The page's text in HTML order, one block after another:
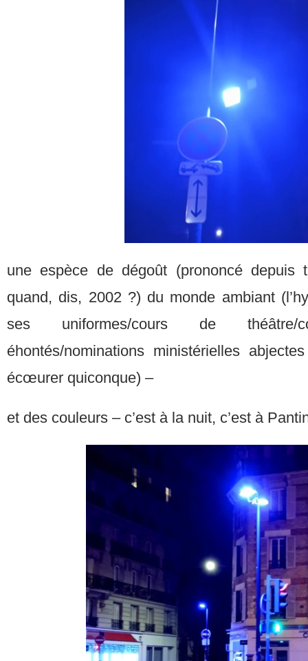
une espèce de dégoût (prononcé depuis
quand, dis, 2002 ?) du monde ambiant
ses uniformes/cours de théâtre/
éhontés/nominations ministérielles
écœurer quiconque) –
et des couleurs – c’est à la nuit, c’est à